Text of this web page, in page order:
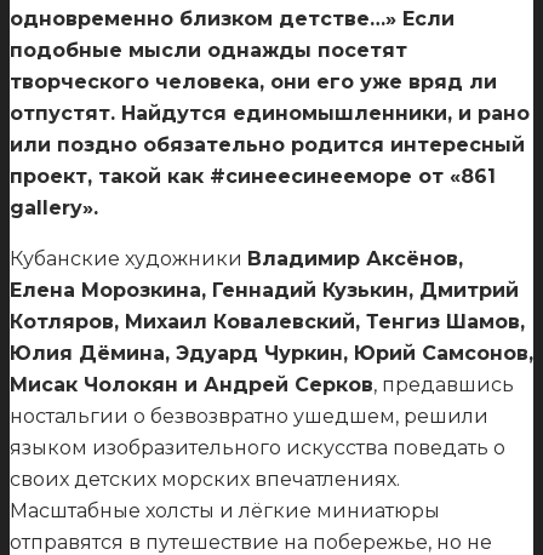
одновременно близком детстве…» Если
подобные мысли однажды посетят
творческого человека, они его уже вряд ли
отпустят. Найдутся единомышленники, и рано
или поздно обязательно родится интересный
проект, такой как #синеесинееморе от «861
gallery».
Кубанские художники Владимир Аксёнов,
Елена Морозкина, Геннадий Кузькин, Дмитрий
Котляров, Михаил Ковалевский, Тенгиз Шамов,
Юлия Дёмина, Эдуард Чуркин, Юрий Самсонов,
Мисак Чолокян и Андрей Серков, предавшись
ностальгии о безвозвратно ушедшем, решили
языком изобразительного искусства поведать о
своих детских морских впечатлениях.
Масштабные холсты и лёгкие миниатюры
отправятся в путешествие на побережье, но не